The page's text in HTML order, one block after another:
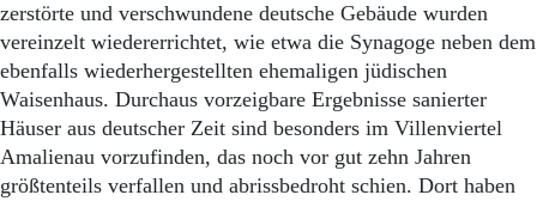
zerstörte und verschwundene deutsche Gebäude wurden
vereinzelt wiedererrichtet, wie etwa die Synagoge neben dem
ebenfalls wiederhergestellten ehemaligen jüdischen
Waisenhaus. Durchaus vorzeigbare Ergebnisse sanierter
Häuser aus deutscher Zeit sind besonders im Villenviertel
Amalienau vorzufinden, das noch vor gut zehn Jahren
größtenteils verfallen und abrissbedroht schien. Dort haben